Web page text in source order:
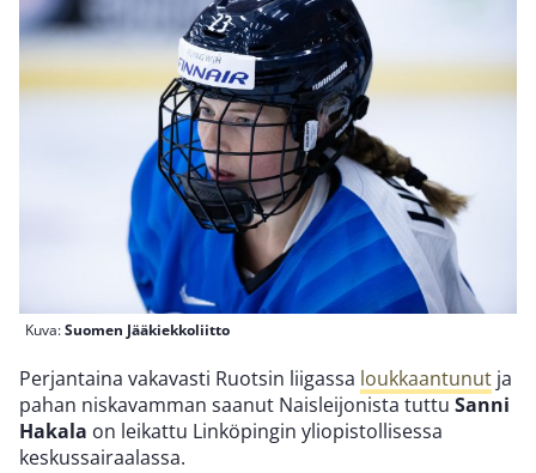
Kuva:Suomen Jääkiekkoliitto
Perjantaina vakavasti Ruotsin liigassa loukkaantunut ja
pahan niskavamman saanut Naisleijonista tuttu Sanni
Hakala on leikattu Linköpingin yliopistollisessa
keskussairaalassa.